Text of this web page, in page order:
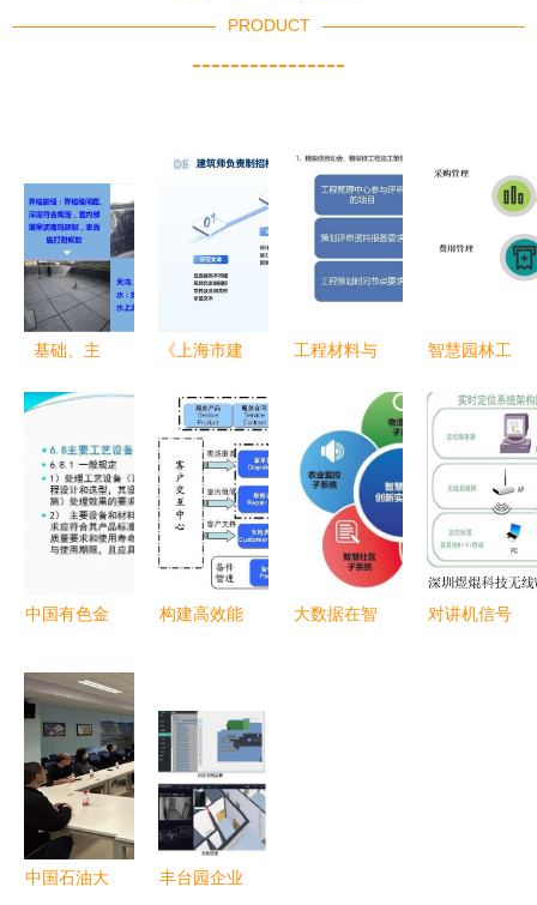
PRODUCT
----------------
基础、主
管理核心要
点全解析
《上海市建
投标管理办
法实施细
则》发布
工程管理服
务迎来新规
范
工程材料与
制度及工程
管理服务指
南
智慧园林工
数字化软件
如何赋能高
效项目管理
服务
中国有色金
服务团“有
色金属云课
堂” 冶炼厂
污酸废水处
理及回用工
程设计与管
构建高效能
统与工程管
理服务的融
合之道
大数据在智
对讲机信号
中国石油大
丰台园企业